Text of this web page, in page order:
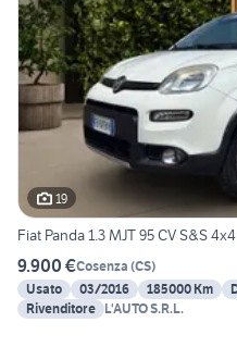
19
Fiat Panda 1.3 MJT 95 CV S&S 4x4
9.900 €Cosenza (CS)
Usato
03/2016 185000 Km
Rivenditore L'AUTO S.R.L.